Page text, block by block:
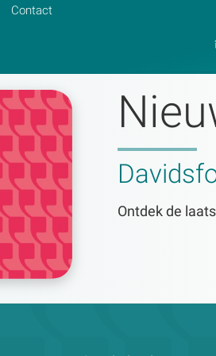
Contact
Ontdek de